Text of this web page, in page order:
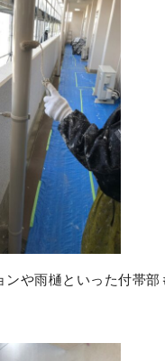
ンや雨樋といった付帯部